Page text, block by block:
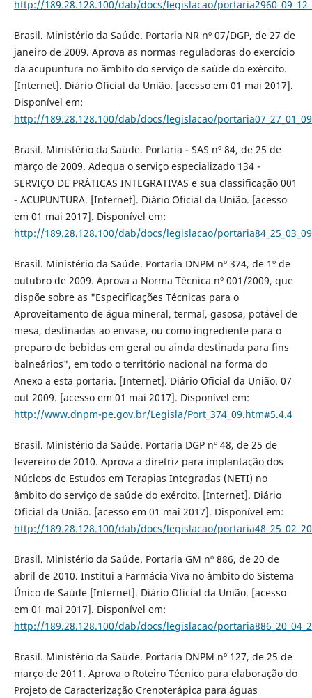
http://189.28.128.100/dab/docs/legislacao/
Brasil. Ministério da Saúde. Portaria NR nº 07/DGP, de 27 de
janeiro de 2009. Aprova as normas reguladoras do exercício
da acupuntura no âmbito do serviço de saúde do exército.
[Internet]. Diário Oficial da União. [acesso em 01 mai 2017].
Disponível em:
http://189.28.128.100/dab/docs/legislacao/
Brasil. Ministério da Saúde. Portaria - SAS nº 84, de 25 de
março de 2009. Adequa o serviço especializado 134 -
SERVIÇO DE PRÁTICAS INTEGRATIVAS e sua classificação 001
- ACUPUNTURA. [Internet]. Diário Oficial da União. [acesso
em 01 mai 2017]. Disponível em:
http://189.28.128.100/dab/docs/legislacao/
Brasil. Ministério da Saúde. Portaria DNPM nº 374, de 1º de
outubro de 2009. Aprova a Norma Técnica nº 001/2009, que
dispõe sobre as "Especificações Técnicas para o
Aproveitamento de água mineral, termal, gasosa, potável de
mesa, destinadas ao envase, ou como ingrediente para o
preparo de bebidas em geral ou ainda destinada para fins
balneários", em todo o território nacional na forma do
Anexo a esta portaria. [Internet]. Diário Oficial da União. 07
out 2009. [acesso em 01 mai 2017]. Disponível em:
http://www.dnpm-pe.gov.br/Legisla/Port_374_09.htm#5.4.4
Brasil. Ministério da Saúde. Portaria DGP nº 48, de 25 de
fevereiro de 2010. Aprova a diretriz para implantação dos
Núcleos de Estudos em Terapias Integradas (NETI) no
âmbito do serviço de saúde do exército. [Internet]. Diário
Oficial da União. [acesso em 01 mai 2017]. Disponível em:
http://189.28.128.100/dab/docs/legislacao/
Brasil. Ministério da Saúde. Portaria GM nº 886, de 20 de
abril de 2010. Institui a Farmácia Viva no âmbito do Sistema
Único de Saúde [Internet]. Diário Oficial da União. [acesso
em 01 mai 2017]. Disponível em:
http://189.28.128.100/dab/docs/legislacao/
Brasil. Ministério da Saúde. Portaria DNPM nº 127, de 25 de
março de 2011. Aprova o Roteiro Técnico para elaboração do
Projeto de Caracterização Crenoterápica para águas